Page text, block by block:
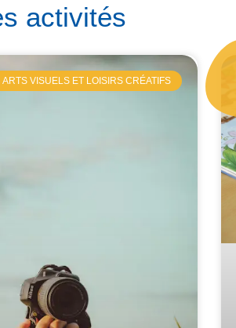
activités
ARTS VISUELS ET LOISIRS CRÉATIFS